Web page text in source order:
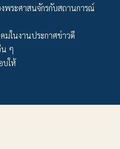
พระศาสนจักรกับสถานการณ์
มในงานประกาศข่าวดี
ๆ
บให้